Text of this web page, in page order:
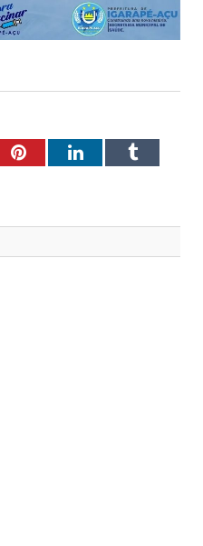
PinterestLinkedInTumblr